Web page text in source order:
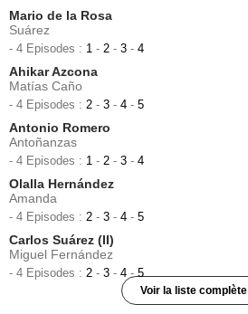
Mario de la Rosa
Suárez
- 4 Episodes : 1 - 2 - 3 - 4
Ahikar Azcona
Matías Caño
- 4 Episodes : 2 - 3 - 4 - 5
Antonio Romero
Antoñanzas
- 4 Episodes : 1 - 2 - 3 - 4
Olalla Hernández
Amanda
- 4 Episodes : 2 - 3 - 4 - 5
Carlos Suárez (II)
Miguel Fernández
- 4 Episodes : 2 - 3 - 4 - 5
Voir la liste complète